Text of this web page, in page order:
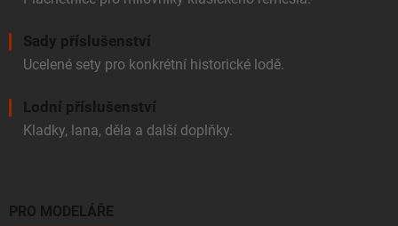
Sady příslušenství
Ucelené sety pro konkrétní historické lodě.
Lodní příslušenství
Kladky, lana, děla a další doplňky.
PRO MODELÁŘE